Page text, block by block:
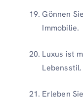
Gönnen
Immobilie.
Luxus ist
Lebensstil.
Erleben